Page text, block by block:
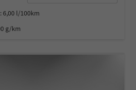
6,00 l/100km
g/km